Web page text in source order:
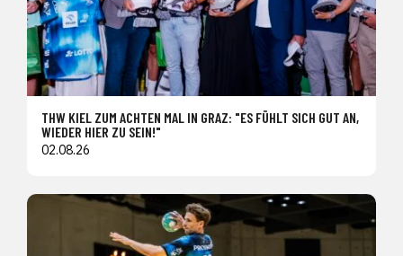
THW KIEL ZUM ACHTEN MAL IN GRAZ: "ES FÜHLT SICH GUT AN,
WIEDER HIER ZU SEIN!"
02.08.26